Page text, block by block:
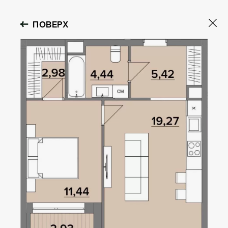
GOLOSEEV
HILLS
ПОВЕРХ